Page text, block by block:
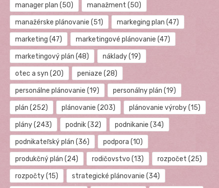
manager plan (50) manažment (50)
manažérske plánovanie (51) markeging plan (47)
marketing (47) marketingové plánovanie (47)
marketingový plán (48) náklady(19)
otec a syn (20) peniaze (28)
personálne plánovanie (19) personálny plán (19)
plán (252) plánovanie (203) plánovanie výroby(15)
plány(243) podnik(32) podnikanie (34)
podnikateľský plán (36) podpora (10)
produkčný plán (24) rodičovstvo (13) rozpočet (25)
rozpočty(15) strategické plánovanie (34)